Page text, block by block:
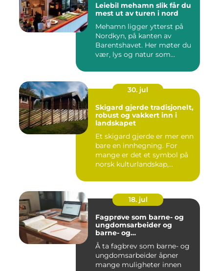
Leiebil mehamn slik får du
mest ut av turen i nord
Mehamn ligger ytterst på
Nordkyn, på kanten av
Barentshavet. Her møter du
vær, lys og natur som
30. jul
Skigard gjerde tradisjonelt,
robust og vakkert inn i
landskapet
Et skigard gjerde er mer enn
bare en innhegning. For
mange er det et symbol på
norsk kulturlandskap,...
18. jul
Fagprøve som barne- og
ungdomsarbeider og
barne- og
ungdomsarbeiderfaget VG
Å ta fagbrev som barne- og
ungdomsarbeider åpner
mange muligheter innen